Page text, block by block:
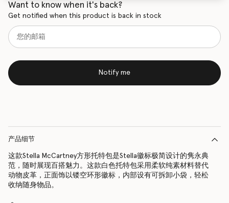
Want to know when it's back?
Get notified when this product is back in stock
Notify me
产品细节
这款Stella McCartney方形托特包是Stella徽标极简设计的隽永典
范，随时展现百搭魅力。这款白色托特包采用柔软纯素材料替代
动物皮革，正面饰以镂空环形徽标，内部设有可拆卸小袋，轻松
收纳随身物品。